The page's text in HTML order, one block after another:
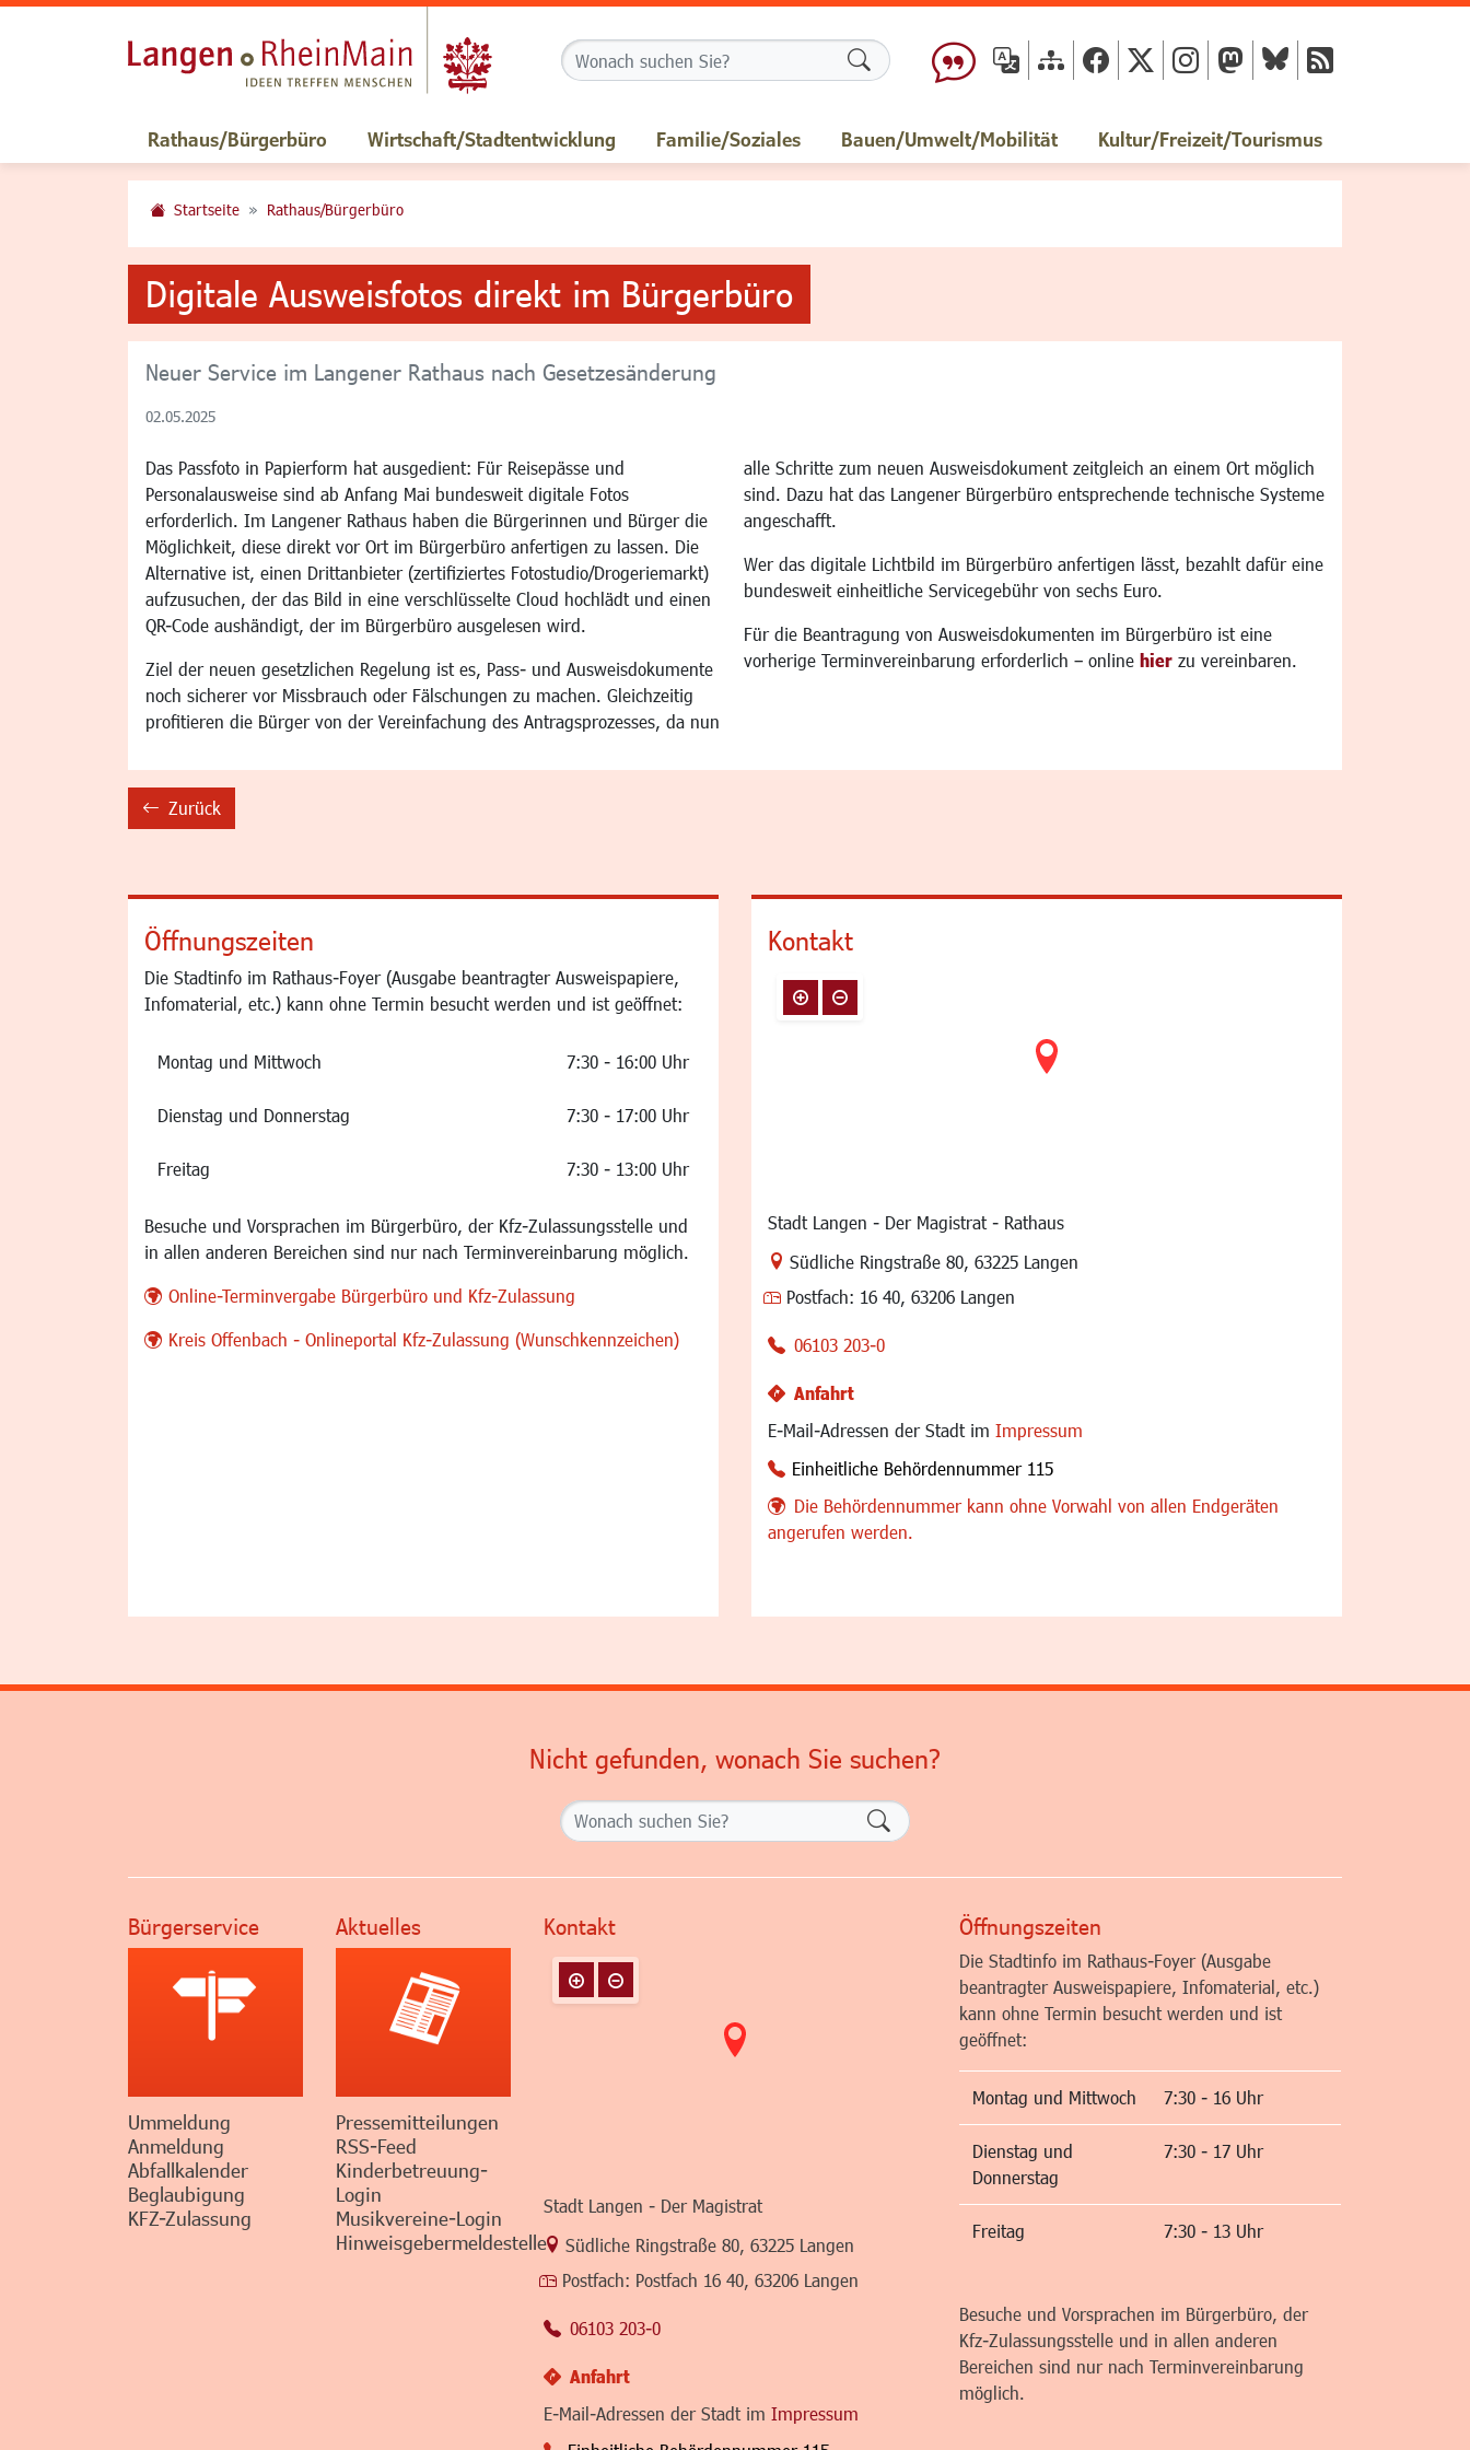
Formularschaltfläche
Rathaus/Bürgerbüro Wirtschaft/Stadtentwicklung Familie/Soziales Bauen/Umwelt/Mobilität Kultur/Freizeit/Tourismus
Startseite Rathaus/Bürgerbüro
Digitale Ausweisfotos direkt im Bürgerbüro
Neuer Service im Langener Rathaus nach Gesetzesänderung
Das Passfoto in Papierform hat ausgedient: Für Reisepässe und
Personalausweise sind ab Anfang Mai bundesweit digitale Fotos
erforderlich. Im Langener Rathaus haben die Bürgerinnen und Bürger die
Möglichkeit, diese direkt vor Ort im Bürgerbüro anfertigen zu lassen. Die
Alternative ist, einen Drittanbieter (zertifiziertes Fotostudio/Drogeriemarkt)
aufzusuchen, der das Bild in eine verschlüsselte Cloud hochlädt und einen
QR-Code aushändigt, der im Bürgerbüro ausgelesen wird.
Ziel der neuen gesetzlichen Regelung ist es, Pass- und Ausweisdokumente
noch sicherer vor Missbrauch oder Fälschungen zu machen. Gleichzeitig
profitieren die Bürger von der Vereinfachung des Antragsprozesses, da nun
alle Schritte zum neuen Ausweisdokument zeitgleich an einem Ort möglich
sind. Dazu hat das Langener Bürgerbüro entsprechende technische Systeme
angeschafft.
Wer das digitale Lichtbild im Bürgerbüro anfertigen lässt, bezahlt dafür eine
bundesweit einheitliche Servicegebühr von sechs Euro.
Für die Beantragung von Ausweisdokumenten im Bürgerbüro ist eine
vorherige Terminvereinbarung erforderlich – online hier zu vereinbaren.
02.05.2025
backward Zurück
Öffnungszeiten
Die Stadtinfo im Rathaus-Foyer (Ausgabe beantragter Ausweispapiere,
Infomaterial, etc.) kann ohne Termin besucht werden und ist geöffnet:
Montag und Mittwoch 7:30 - 16:00 Uhr
Dienstag und Donnerstag 7:30 - 17:00 Uhr
Freitag 7:30 - 13:00 Uhr
Besuche und Vorsprachen im Bürgerbüro, der Kfz-Zulassungsstelle und
in allen anderen Bereichen sind nur nach Terminvereinbarung möglich.
Online-Terminvergabe Bürgerbüro und Kfz-Zulassung
Kreis Offenbach - Onlineportal Kfz-Zulassung (Wunschkennzeichen)
Kontakt
Stadt Langen - Der Magistrat - Rathaus
Link zur Google-Maps Navigation
Südliche Ringstraße 80, 63225 Langen
Postfach: 16 40, 63206 Langen
06103 203-0
Anfahrt
E-Mail-Adressen der Stadt im Impressum
Einheitliche Behördennummer 115
Die Behördennummer kann ohne Vorwahl von allen Endgeräten
angerufen werden.
Nicht gefunden, wonach Sie suchen?
Formularschaltfläche
Bürgerservice
Ummeldung
Anmeldung
Abfallkalender
Beglaubigung
KFZ-Zulassung
Aktuelles
Pressemitteilungen
RSS-Feed
Kinderbetreuung-
Login
Musikvereine-Login
Hinweisgebermeldestelle
Kontakt
Stadt Langen - Der Magistrat
Link zur Google-Maps Navigation
Südliche Ringstraße 80 63225 Langen
Postfach: Postfach 16 40, 63206 Langen
06103 203-0
Anfahrt
E-Mail-Adressen der Stadt im Impressum
Öffnungszeiten
Die Stadtinfo im Rathaus-Foyer (Ausgabe
beantragter Ausweispapiere, Infomaterial, etc.)
kann ohne Termin besucht werden und ist
geöffnet:
Montag und Mittwoch 7:30 - 16 Uhr
Dienstag und
Donnerstag
7:30 - 17 Uhr
Freitag 7:30 - 13 Uhr
Besuche und Vorsprachen im Bürgerbüro, der
Kfz-Zulassungsstelle und in allen anderen
Bereichen sind nur nach Terminvereinbarung
möglich.